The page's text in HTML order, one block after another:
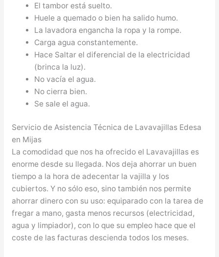
El tambor está suelto.
Huele a quemado o bien ha salido humo.
La lavadora engancha la ropa y la rompe.
Carga agua constantemente.
Hace Saltar el diferencial de la electricidad
(brinca la luz).
No vacía el agua.
No cierra bien.
Se sale el agua.
Servicio de Asistencia Técnica de Lavavajillas Edesa
en Mijas
La comodidad que nos ha ofrecido el Lavavajillas es
enorme desde su llegada. Nos deja ahorrar un buen
tiempo a la hora de adecentar la vajilla y los
cubiertos. Y no sólo eso, sino también nos permite
ahorrar dinero con su uso: equiparado con la tarea de
fregar a mano, gasta menos recursos (electricidad,
agua y limpiador), con lo que su empleo hace que el
coste de las facturas descienda todos los meses.